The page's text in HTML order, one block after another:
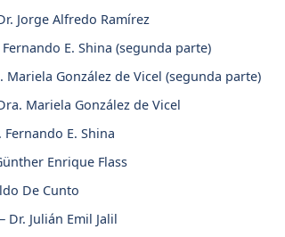
Jorge Alfredo Ramírez
E. Shina (segunda parte)
González de Vicel (segunda parte)
Mariela González de Vicel
E. Shina
Enrique Flass
De Cunto
Julián Emil Jalil